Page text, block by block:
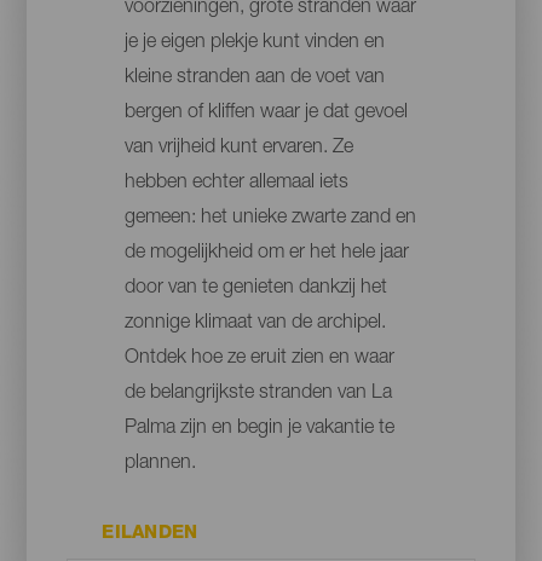
voorzieningen, grote stranden waar
je je eigen plekje kunt vinden en
kleine stranden aan de voet van
bergen of kliffen waar je dat gevoel
van vrijheid kunt ervaren. Ze
hebben echter allemaal iets
gemeen: het unieke zwarte zand en
de mogelijkheid om er het hele jaar
door van te genieten dankzij het
zonnige klimaat van de archipel.
Ontdek hoe ze eruit zien en waar
de belangrijkste stranden van La
Palma zijn en begin je vakantie te
plannen.
EILANDEN